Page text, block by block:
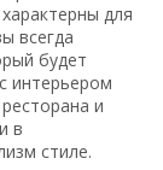
для
всегда
будет
интерьером
и
в
стиле.